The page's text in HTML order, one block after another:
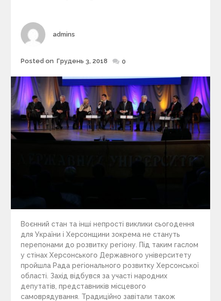
e
s
Author
admins
Posted
Posted on Грудень 3, 2018 0
Воєнний стан та інші непрості виклики сьогодення
для України і Херсонщини зокрема не стануть
перепонами до розвитку регіону. Під таким гаслом
у стінах Херсонського Державного університету
пройшла Рада регіонального розвитку Херсонської
області. Захід відбувся за участі народних
депутатів, представників місцевого
самоврядування. Традиційно завітали також